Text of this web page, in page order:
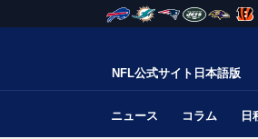
NFL公式サイト日本語版
ニュース コラム 日